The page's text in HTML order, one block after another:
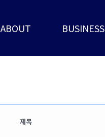
ABOUT BUSINESS
제목